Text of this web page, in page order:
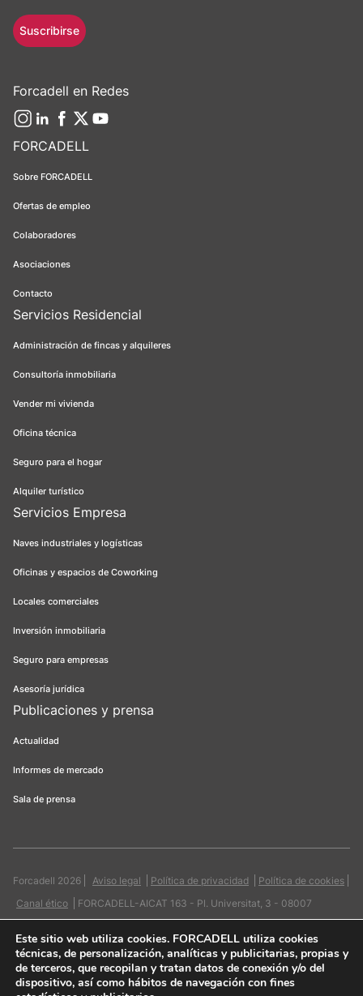
FORCADELL
Sobre FORCADELL
Ofertas de empleo
Colaboradores
Asociaciones
Contacto
Servicios Residencial
Administración de fincas y alquileres
Consultoría inmobiliaria
Vender mi vivienda
Oficina técnica
Seguro para el hogar
Alquiler turístico
Servicios Empresa
Naves industriales y logísticas
Oficinas y espacios de Coworking
Locales comerciales
Inversión inmobiliaria
Seguro para empresas
Asesoría jurídica
Publicaciones y prensa
Actualidad
Informes de mercado
Sala de prensa
Suscribirse
Forcadell en Redes
Forcadell 2026 Aviso legal Política de privacidad
Política de cookies
Canal ético
FORCADELL-AICAT 163 - Pl. Universitat, 3 - 08007
Este sitio web utiliza cookies. FORCADELL utiliza cookies
técnicas, de personalización, analíticas y publicitarias, propias y
de terceros, que recopilan y tratan datos de conexión y/o del
dispositivo, así como hábitos de navegación con fines